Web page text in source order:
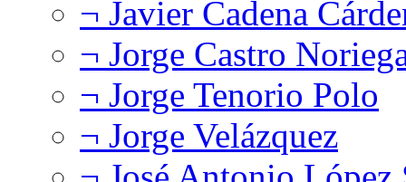
¬ Javier Cadena
¬ Jorge Castro
¬ Jorge Tenorio Polo
¬ Jorge Velázquez